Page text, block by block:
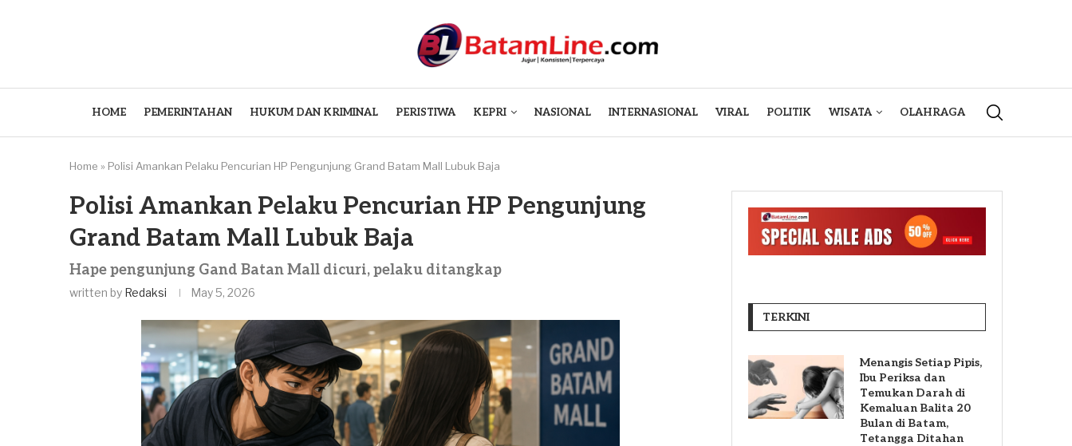
HOME PEMERINTAHAN HUKUM DAN KRIMINAL PERISTIWA KEPRI NASIONAL INTERNASIONAL VIRAL POLITIK WISATA OLAHRAGA
Home » Polisi Amankan Pelaku Pencurian HP Pengunjung Grand Batam Mall Lubuk Baja
Polisi Amankan Pelaku Pencurian HP Pengunjung
Grand Batam Mall Lubuk Baja
Hape pengunjung Gand Batan Mall dicuri, pelaku ditangkap
written by Redaksi May 5, 2026
TERKINI
Menangis Setiap Pipis,
Ibu Periksa dan
Temukan Darah di
Kemaluan Balita 20
Bulan di Batam,
Tetangga Ditahan